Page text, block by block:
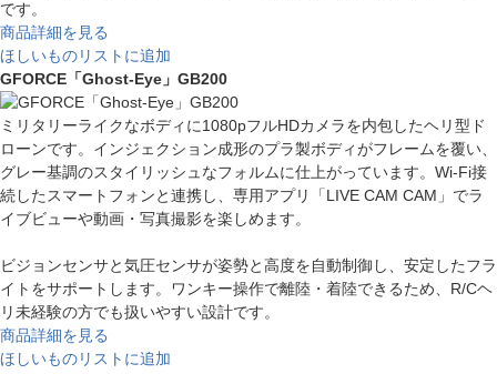
です。
商品詳細を見る
ほしいものリストに追加
GFORCE「Ghost-Eye」GB200
ミリタリーライクなボディに1080pフルHDカメラを内包したヘリ型ド
ローンです。インジェクション成形のプラ製ボディがフレームを覆い、
グレー基調のスタイリッシュなフォルムに仕上がっています。Wi-Fi接
続したスマートフォンと連携し、専用アプリ「LIVE CAM CAM」でラ
イブビューや動画・写真撮影を楽しめます。
ビジョンセンサと気圧センサが姿勢と高度を自動制御し、安定したフラ
イトをサポートします。ワンキー操作で離陸・着陸できるため、R/Cヘ
リ未経験の方でも扱いやすい設計です。
商品詳細を見る
ほしいものリストに追加